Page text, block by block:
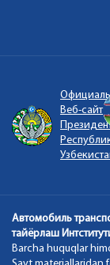
Веб-сайт
Автомобиль
тайёрлаш
Barcha huquqlar